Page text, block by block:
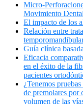
Micro-
Movimiento
El impacto de los
Relación entre
Guía clínica
Eficacia
en el éxito de la
pacientes
¿Tenemos
de premolares por
volumen de las